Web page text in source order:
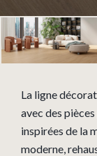
La ligne
avec des
inspirées de la
moderne,